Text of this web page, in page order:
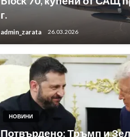
г.
admin_zarata 26.03.2026
НОВИНИ
Потвърдено: Тръмп и